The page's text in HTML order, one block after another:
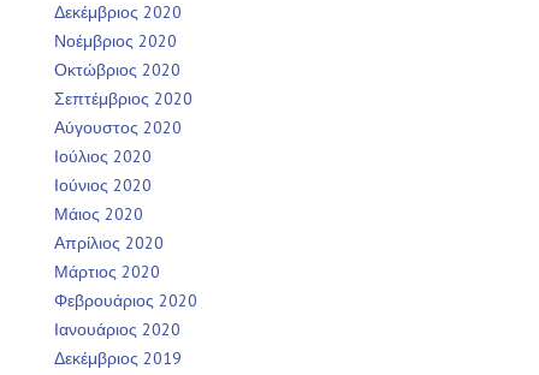
Δεκέμβριος 2020
Νοέμβριος 2020
Οκτώβριος 2020
Σεπτέμβριος 2020
Αύγουστος 2020
Ιούλιος 2020
Ιούνιος 2020
Μάιος 2020
Απρίλιος 2020
Μάρτιος 2020
Φεβρουάριος 2020
Ιανουάριος 2020
Δεκέμβριος 2019